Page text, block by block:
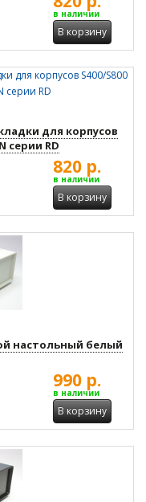
в наличии
В корзину
для корпусов
серии RD
820 р.
в наличии
В корзину
настольный белый
990 р.
в наличии
В корзину